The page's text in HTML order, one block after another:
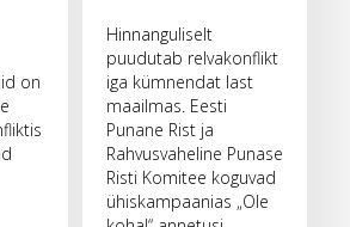
on
Hinnanguliselt
puudutab relvakonflikt
iga kümnendat last
maailmas. Eesti
Punane Rist ja
Rahvusvaheline Punase
Risti Komitee koguvad
ühiskampaanias „Ole